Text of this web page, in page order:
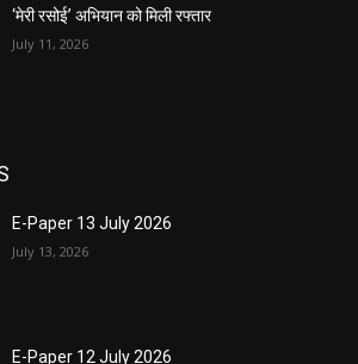
‘मेरी रसोई’ अभियान को मिली रफ्तार
July 11, 2026
E-Paper 13 July 2026
July 13, 2026
E-Paper 12 July 2026